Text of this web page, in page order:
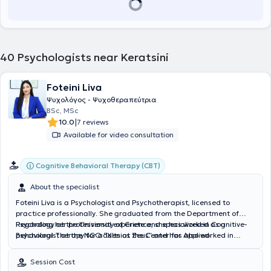
40 Psychologists near Keratsini
Foteini Liva
Ψυχολόγος - Ψυχοθεραπεύτρια
BSc, MSc
10.0|7 reviews
Available for video consultation
Cognitive Behavioral Therapy (CBT)
About the specialist
Foteini Liva is a Psychologist and Psychotherapist, licensed to
practice professionally. She graduated from the Department of
Psychology at the University of Creteand specialized in Cognitive-
Behavioral Therapy for adults at theCenter for Applied
completing the postgraduate program “Clinical Mental Health” at
the
Regarding her professional experience, she has worked as a
psychologist at the NGO “Xenios Zeus” and has also worked in
for adolescents and parents. She completed internships at the
"Panagiotis & Aglaia Kyriakou" Children's Hospital, at K.E.PSY.SY.,
Session Cost